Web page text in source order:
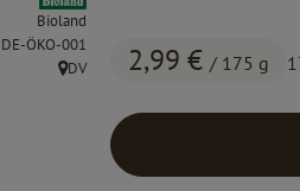
2,99 € / 175 g
Bioland
, Kontrollstelle:
DE-ÖKO-001
, Herkunft:
DV